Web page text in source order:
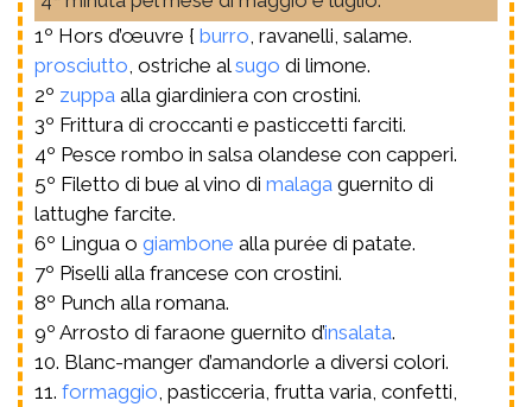
1º Hors d’œuvre { burro , ravanelli, salame.
prosciutto , ostriche alsugo di limone.
2º zuppa alla giardiniera con crostini.
3º Frittura di croccanti e pasticcetti farciti.
4º Pesce rombo in salsa olandese con capperi.
5º Filetto di bue al vino di malaga guernito di
lattughe farcite.
6º Lingua o giambone alla purée di patate.
7º Piselli alla francese con crostini.
8º Punch alla romana.
9º Arrosto di faraone guernito d’insalata.
10. Blanc-manger d’amandorle a diversi colori.
11. formaggio , pasticceria, frutta varia, confetti,